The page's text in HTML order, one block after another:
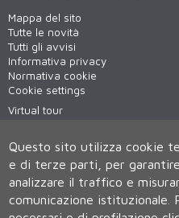
Mappa del sito
Tutte le novità
Tutti gli avvisi
Informativa privacy
Normativa cookie
Cookie settings
Virtual tour
Questo sito utilizza cookie
e di terze parti, per
analizzare il traffico e
comunicazione istituzionale.